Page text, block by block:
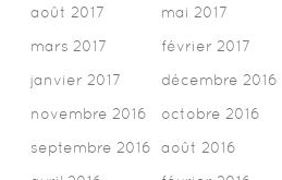
août 2017
mai 2017
mars 2017
février 2017
janvier 2017
décembre 2016
novembre 2016
octobre 2016
septembre 2016
août 2016